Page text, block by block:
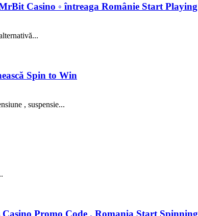
Casino ◦ întreaga Românie Start Playing
Spin to Win
, suspensie...
Promo Code . Romania Start Spinning